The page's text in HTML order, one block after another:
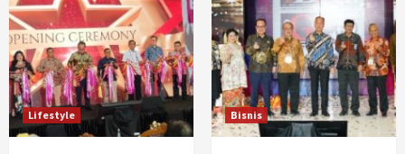
Lifestyle Bisnis